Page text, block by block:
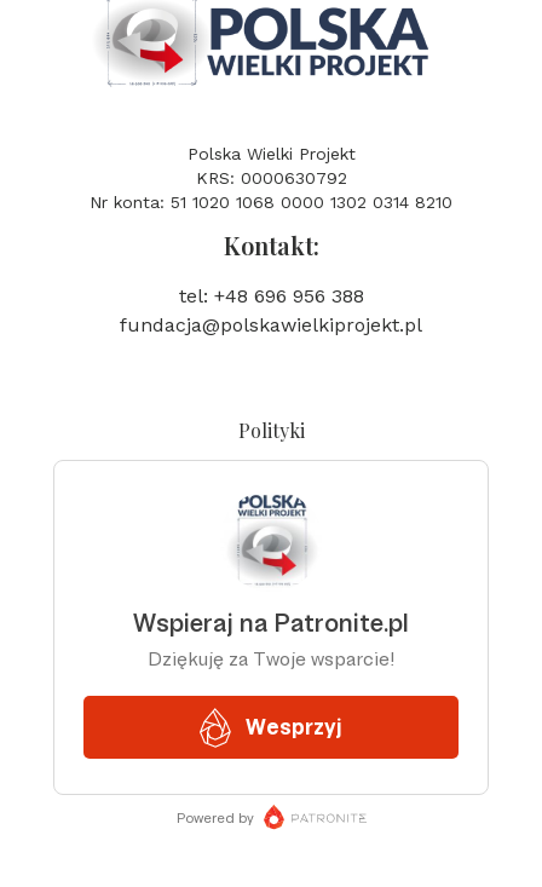
Polska Wielki Projekt
KRS: 0000630792
Nr konta: 51 1020 1068 0000 1302 0314 8210
Kontakt:
tel: +48 696 956 388
fundacja@polskawielkiprojekt.pl
Polityki